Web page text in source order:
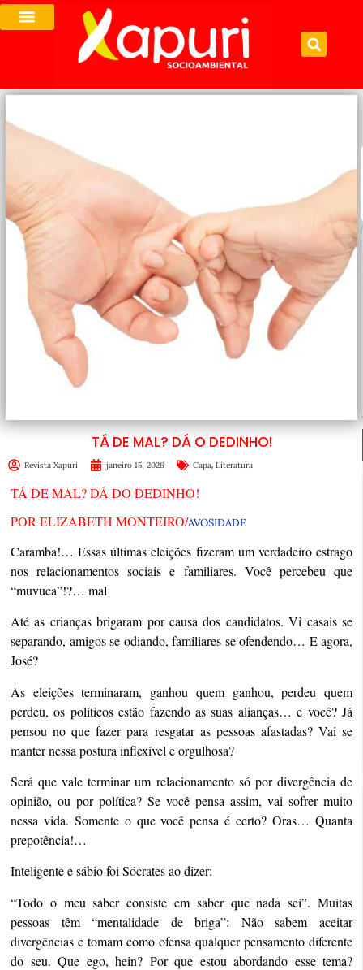
TÁ DE MAL? DÁ O DEDINHO!
Revista Xapuri janeiro 15, 2026 Capa, Literatura
TÁ DE MAL? DÁ DO DEDINHO!
POR ELIZABETH MONTEIRO/AVOSIDADE
Caramba!… Essas últimas eleições fizeram um verdadeiro estrago
nos relacionamentos sociais e familiares. Você percebeu que
“muvuca”!?… mal
Até as crianças brigaram por causa dos candidatos. Vi casais se
separando, amigos se odiando, familiares se ofendendo… E agora,
José?
As eleições terminaram, ganhou quem ganhou, perdeu quem
perdeu, os políticos estão fazendo as suas alianças… e você? Já
pensou no que fazer para resgatar as pessoas afastadas? Vai se
manter nessa postura inflexível e orgulhosa?
Será que vale terminar um relacionamento só por divergência de
opinião, ou por política? Se você pensa assim, vai sofrer muito
nessa vida. Somente o que você pensa é certo? Oras… Quanta
prepotência!…
Inteligente e sábio foi Sócrates ao dizer:
“Todo o meu saber consiste em saber que nada sei”. Muitas
pessoas têm “mentalidade de briga”: Não sabem aceitar
divergências e tomam como ofensa qualquer pensamento diferente
do seu. Que ego, hein? Por que estou abordando esse tema?